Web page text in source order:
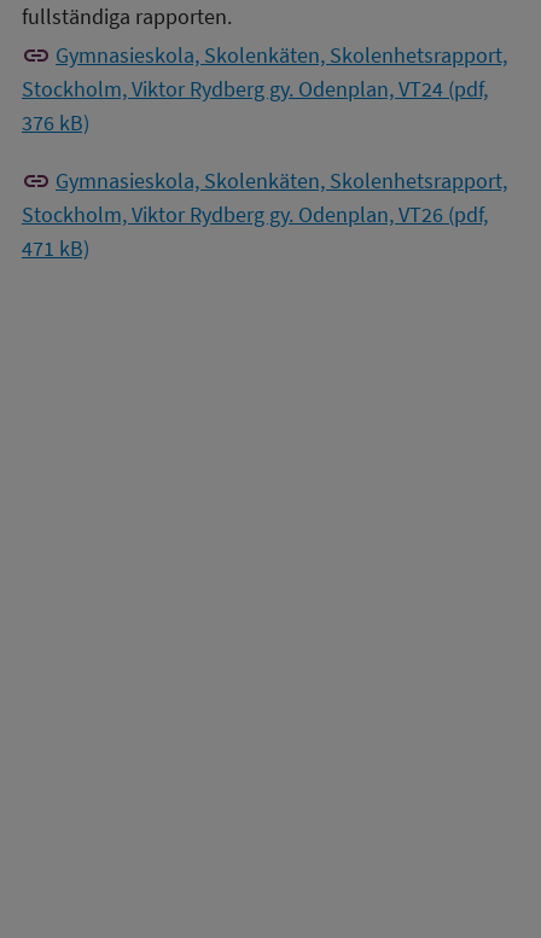
fullständiga rapporten.
link Gymnasieskola, Skolenkäten, Skolenhetsrapport,
Stockholm, Viktor Rydberg gy. Odenplan, VT24 (pdf,
376 kB)
link Gymnasieskola, Skolenkäten, Skolenhetsrapport,
Stockholm, Viktor Rydberg gy. Odenplan, VT26 (pdf,
471 kB)